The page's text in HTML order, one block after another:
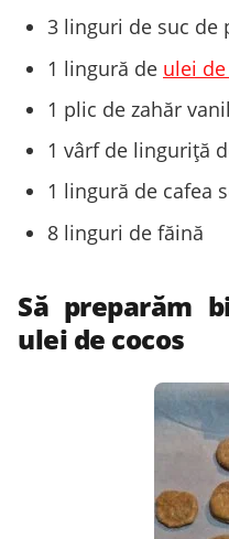
3 linguri de suc de
1 lingură de ulei
1 plic de zahăr
1 vârf de linguriţă
1 lingură de cafea
8 linguri de făină
Să preparăm
ulei de cocos